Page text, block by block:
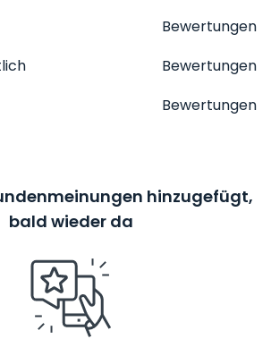
Bewertungen
Bewertungen
Bewertungen
hinzugefügt,
bald wieder da